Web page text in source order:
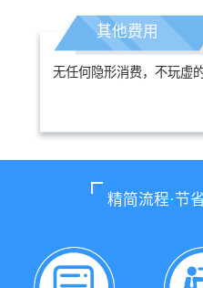
其他费用
无任何隐形消费，不玩虚
精简流程·节